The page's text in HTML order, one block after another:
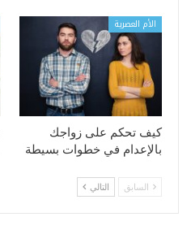
الأم العصرية
كيف تحكم على زواجك
بالإعدام في خطوات بسيطة
السابق التالي